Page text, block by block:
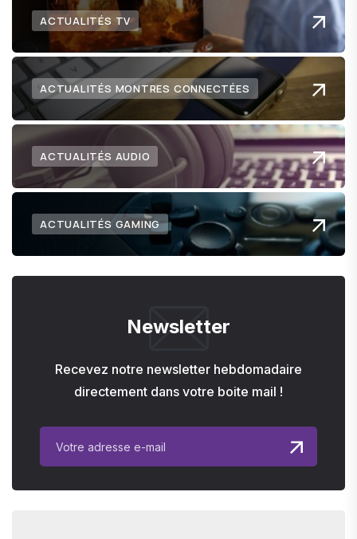
ACTUALITÉS TV
ACTUALITÉS MONTRES CONNECTÉES
ACTUALITÉS AUDIO
ACTUALITÉS GAMING
Newsletter
Recevez notre newsletter hebdomadaire
directement dans votre boite mail !